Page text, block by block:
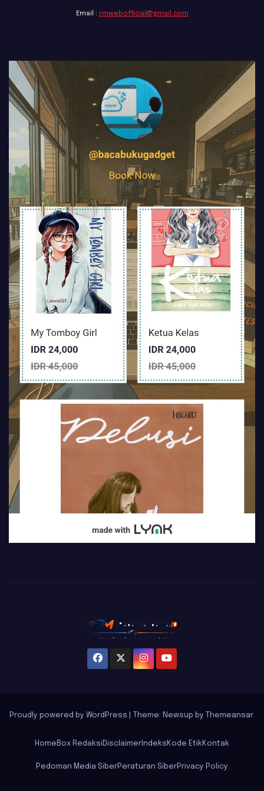
Email : rmwebofficial@gmail.com
Proudly powered by WordPress Theme: Newsup by Themeansar.
Home Box Redaksi Disclaimer Indeks Kode Etik Kontak
Pedoman Media SiberPeraturan SiberPrivacy Policy